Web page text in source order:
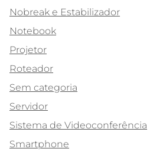
Nobreak e Estabilizador
Notebook
Projetor
Roteador
Sem categoria
Servidor
Sistema de Videoconferência
Smartphone